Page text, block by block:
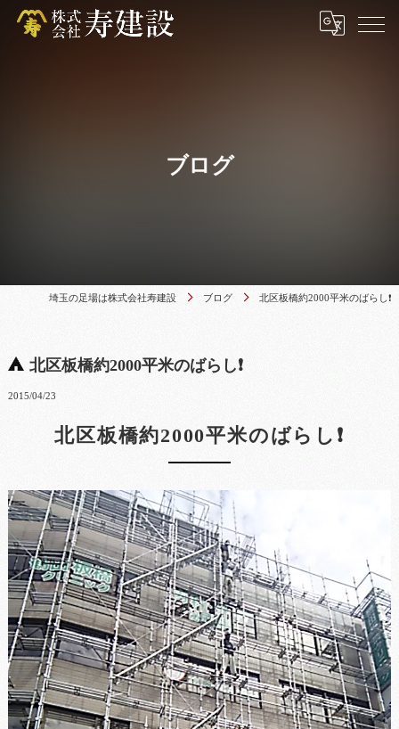
ブログ
埼玉の足場は株式会社寿建設 ブログ 北区板橋約2000平米のばらし❗
北区板橋約2000平米のばらし❗
2015/04/23
北区板橋約2000平米のばらし❗